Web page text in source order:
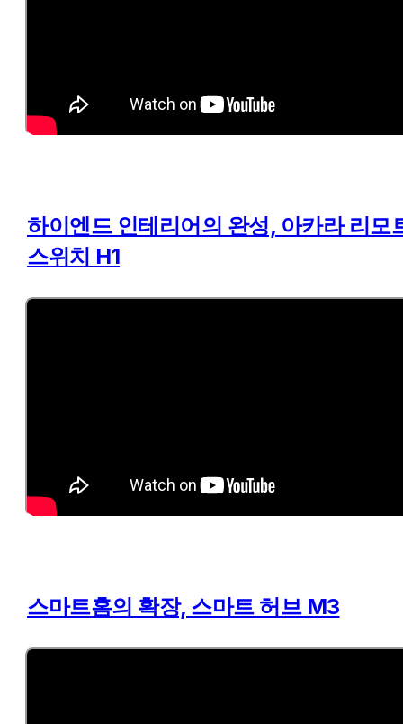
하이엔드 인테리어의 완성, 아카라 리모
스위치 H1
스마트홈의 확장, 스마트 허브 M3